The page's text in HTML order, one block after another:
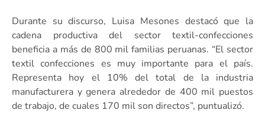
Durante su discurso, Luisa Mesones destacó que la
cadena productiva del sector textil-confecciones
beneficia a más de 800 mil familias peruanas. “El sector
textil confecciones es muy importante para el país.
Representa hoy el 10% del total de la industria
manufacturera y genera alrededor de 400 mil puestos
de trabajo, de cuales 170 mil son directos”, puntualizó.